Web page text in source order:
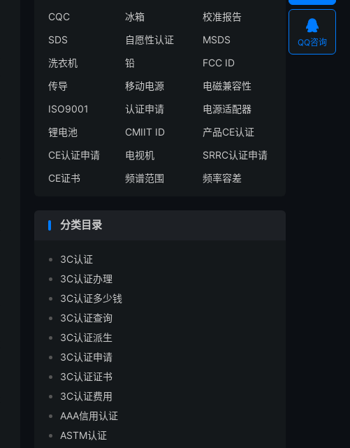
CQC
冰箱
校准报告
SDS
自愿性认证
MSDS
洗衣机
铅
FCC ID
传导
移动电源
电磁兼容性
ISO9001
认证申请
电源适配器
锂电池
CMIIT ID
产品CE认证
CE认证申请
电视机
SRRC认证申请
CE证书
频谱范围 频率容差
分类目录
3C认证
3C认证办理
3C认证多少钱
3C认证查询
3C认证派生
3C认证申请
3C认证证书
3C认证费用
AAA信用认证
ASTM认证

QQ咨询